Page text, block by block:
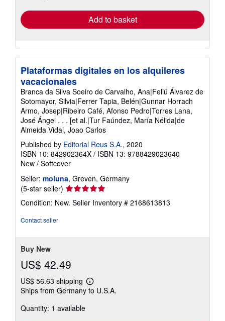
Add to basket
Plataformas digitales en los alquileres
vacacionales
Branca da Silva Soeiro de Carvalho, Ana|Feliú Álvarez de
Sotomayor, Silvia|Ferrer Tapia, Belén|Gunnar Horrach
Armo, Josep|Ribeiro Café, Afonso Pedro|Torres Lana,
José Ángel . . . [et al.|Tur Faúndez, María Nélida|de
Almeida Vidal, Joao Carlos
Published by Editorial Reus S.A., 2020
ISBN 10: 842902364X / ISBN 13: 9788429023640
New / Softcover
Seller: moluna, Greven, Germany
(5-star seller) Seller
rating
5
Condition: New. Seller Inventory # 2168613813
Contact seller
Buy New
US$ 42.49
US$ 56.63 shipping
Learn
more
Ships from Germany to U.S.A.
Quantity: 1 available